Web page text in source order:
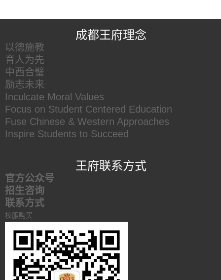
成都王府理念
以德施教
育人为先
中西合璧
励志未来
Inculcate Moral Values
Focus on Student Centered Education
Fuse Chinese & Western Approaches
Inspire Students to Succeed
王府联系方式
官方公众号
招生咨询
联系方式
校服购买